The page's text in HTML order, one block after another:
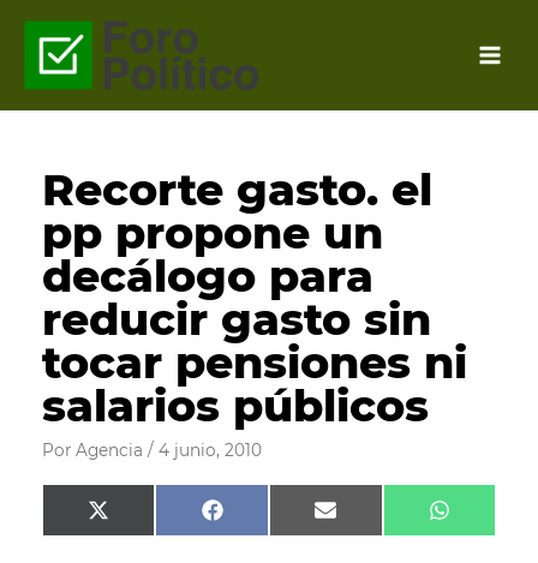
contenido
Recorte gasto. el
pp propone un
decálogo para
reducir gasto sin
tocar pensiones ni
salarios públicos
Por Agencia / 4 junio, 2010
Compartir
en
X
(
Compartir
en
F
a
Compartir
en
E
m
en
W
h